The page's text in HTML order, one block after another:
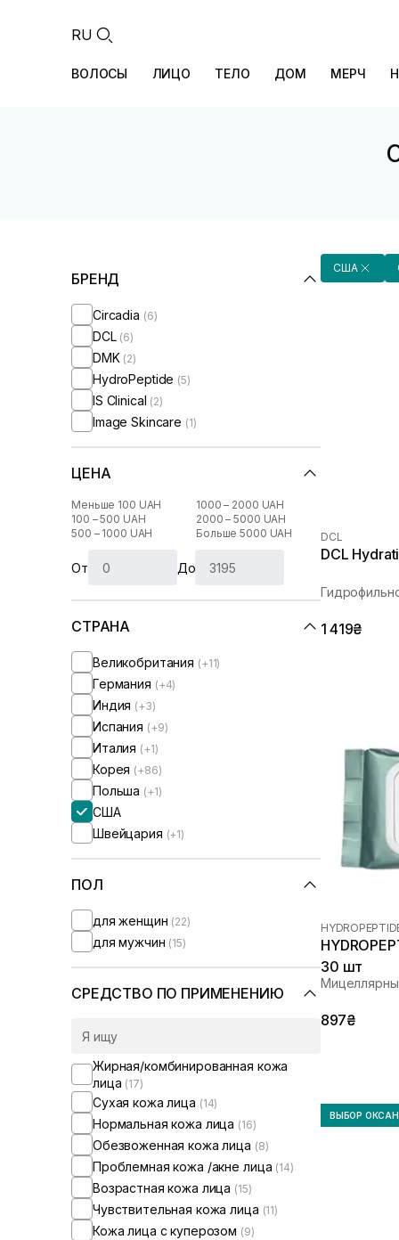
RU
ВОЛОСЫ ЛИЦО ТЕЛО ДОМ МЕРЧ
БРЕНД
Circadia (6)
DCL (6)
DMK (2)
HydroPeptide (5)
IS Clinical (2)
Image Skincare (1)
ЦЕНА
Меньше 100 UAH
100 – 500 UAH
500 – 1000 UAH
1000 – 2000 UAH
2000 – 5000 UAH
Больше 5000 UAH
От До
СТРАНА
Великобритания (+11)
Германия (+4)
Индия (+3)
Испания (+9)
Италия (+1)
Корея (+86)
Польша (+1)
США
Швейцария (+1)
ПОЛ
для женщин (22)
для мужчин (15)
СРЕДСТВО ПО ПРИМЕНЕНИЮ
Жирная/комбинированная кожа
лица (17)
Сухая кожа лица (14)
Нормальная кожа лица (16)
Обезвоженная кожа лица (8)
Проблемная кожа /акне лица (14)
Возрастная кожа лица (15)
Чувствительная кожа лица (11)
Кожа лица с куперозом (9)
США
DCL
DCL
1 419₴
30 шт
897₴
ВЫБОР